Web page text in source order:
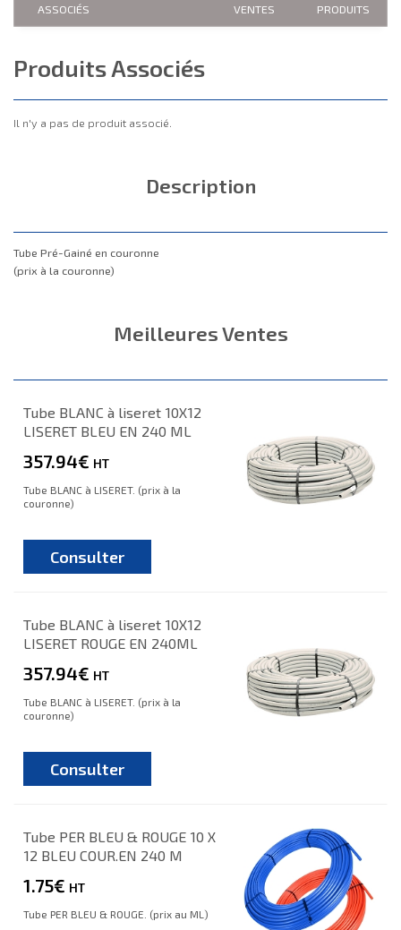
ASSOCIÉS
VENTES
PRODUITS
Produits Associés
Il n'y a pas de produit associé.
Description
Tube Pré-Gainé en couronne
(prix à la couronne)
Meilleures Ventes
Tube BLANC à liseret 10X12
LISERET BLEU EN 240 ML
357.94€ HT
Tube BLANC à LISERET. (prix à la
couronne)
Consulter
Tube BLANC à liseret 10X12
LISERET ROUGE EN 240ML
357.94€ HT
Tube BLANC à LISERET. (prix à la
couronne)
Consulter
Tube PER BLEU & ROUGE 10 X
12 BLEU COUR.EN 240 M
1.75€ HT
Tube PER BLEU & ROUGE. (prix au ML)